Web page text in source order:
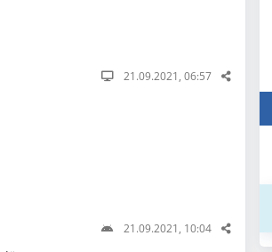
21.09.2021, 06:57
21.09.2021, 10:04